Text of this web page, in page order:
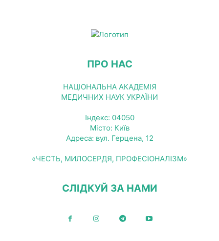
ПРО НАС
НАЦІОНАЛЬНА АКАДЕМІЯ
МЕДИЧНИХ НАУК УКРАЇНИ
Індекс: 04050
Місто: Київ
Адреса: вул. Герцена, 12
«ЧЕСТЬ, МИЛОСЕРДЯ, ПРОФЕСІОНАЛІЗМ»
СЛІДКУЙ ЗА НАМИ